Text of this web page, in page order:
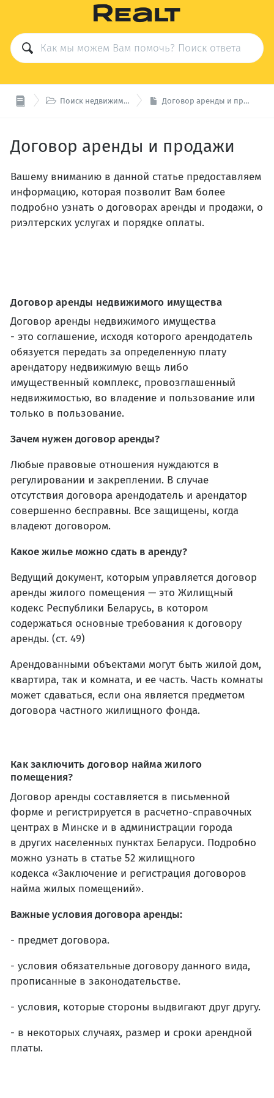
 Поиск недвижимости Договор аренды и продажи
Договор аренды и продажи
Вашему вниманию в данной статье предоставляем
информацию, которая позволит Вам более
подробно узнать о договорах аренды и продажи, о
риэлтерских услугах и порядке оплаты.
Договор аренды недвижимого имущества
Договор аренды недвижимого имущества
- это соглашение, исходя которого арендодатель
обязуется передать за определенную плату
арендатору недвижимую вещь либо
имущественный комплекс, провозглашенный
недвижимостью, во владение и пользование или
только в пользование.
Зачем нужен договор аренды?
Любые правовые отношения нуждаются в
регулировании и закреплении. В случае
отсутствия договора арендодатель и арендатор
совершенно бесправны. Все защищены, когда
владеют договором.
Какое жилье можно сдать в аренду?
Ведущий документ, которым управляется договор
аренды жилого помещения — это Жилищный
кодекс Республики Беларусь, в котором
содержаться основные требования к договору
аренды. (ст. 49)
Арендованными объектами могут быть жилой дом,
квартира, так и комната, и ее часть. Часть комнаты
может сдаваться, если она является предметом
договора частного жилищного фонда.
Как заключить договор найма жилого
помещения?
Договор аренды составляется в письменной
форме и регистрируется в расчетно-справочных
центрах в Минске и в администрации города
в других населенных пунктах Беларуси. Подробно
можно узнать в статье 52 жилищного
кодекса «Заключение и регистрация договоров
найма жилых помещений».
Важные условия договора аренды:
- предмет договора.
- условия обязательные договору данного вида,
прописанные в законодательстве.
- условия, которые стороны выдвигают друг другу.
- в некоторых случаях, размер и сроки арендной
платы.